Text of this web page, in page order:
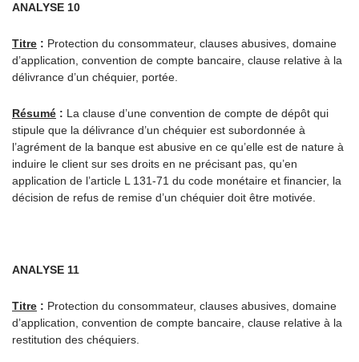
ANALYSE 10
Titre : Protection du consommateur, clauses abusives, domaine
d’application, convention de compte bancaire, clause relative à la
délivrance d’un chéquier, portée.
Résumé : La clause d’une convention de compte de dépôt qui
stipule que la délivrance d’un chéquier est subordonnée à
l’agrément de la banque est abusive en ce qu’elle est de nature à
induire le client sur ses droits en ne précisant pas, qu’en
application de l’article L 131-71 du code monétaire et financier, la
décision de refus de remise d’un chéquier doit être motivée.
ANALYSE 11
Titre : Protection du consommateur, clauses abusives, domaine
d’application, convention de compte bancaire, clause relative à la
restitution des chéquiers.